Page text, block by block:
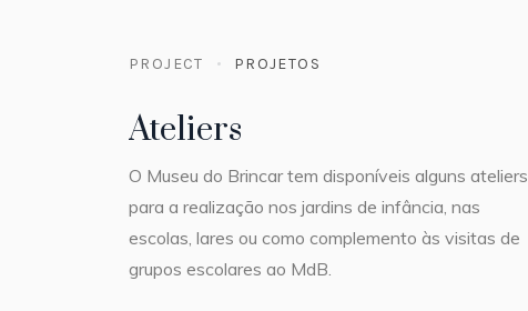
PROJECT PROJETOS
Ateliers
O Museu do Brincar tem disponíveis alguns ateliers
para a realização nos jardins de infância, nas
escolas, lares ou como complemento às visitas de
grupos escolares ao MdB.